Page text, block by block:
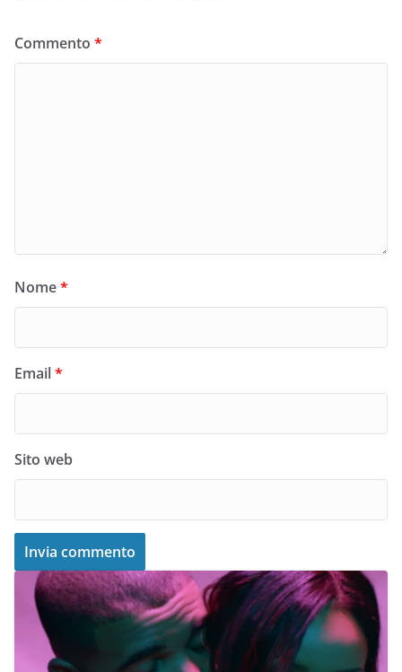
Commento *
Nome*
Email*
Sito web